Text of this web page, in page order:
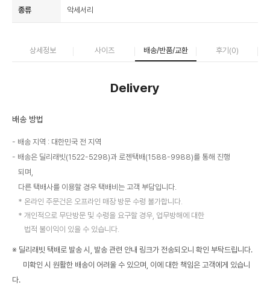
종류 악세서리
상세정보 사이즈 배송/반품/교환 후기(0)
Delivery
배송 방법
배송 지역 : 대한민국 전 지역
배송은 딜리래빗(1522-5298)과 로젠택배(1588-9988)를 통해 진행
되며,
다른 택배사를 이용할 경우 택배비는 고객 부담입니다.
온라인 주문건은 오프라인 매장 방문 수령 불가합니다.
개인적으로 무단방문 및 수령을 요구할 경우, 업무방해에 대한
법적 불이익이 있을 수 있습니다.
※ 딜리래빗 택배로 발송 시, 발송 관련 안내 링크가 전송되오니 확인 부탁드립니다.
미확인 시 원활한 배송이 어려울 수 있으며, 이에 대한 책임은 고객에게 있습니
다.